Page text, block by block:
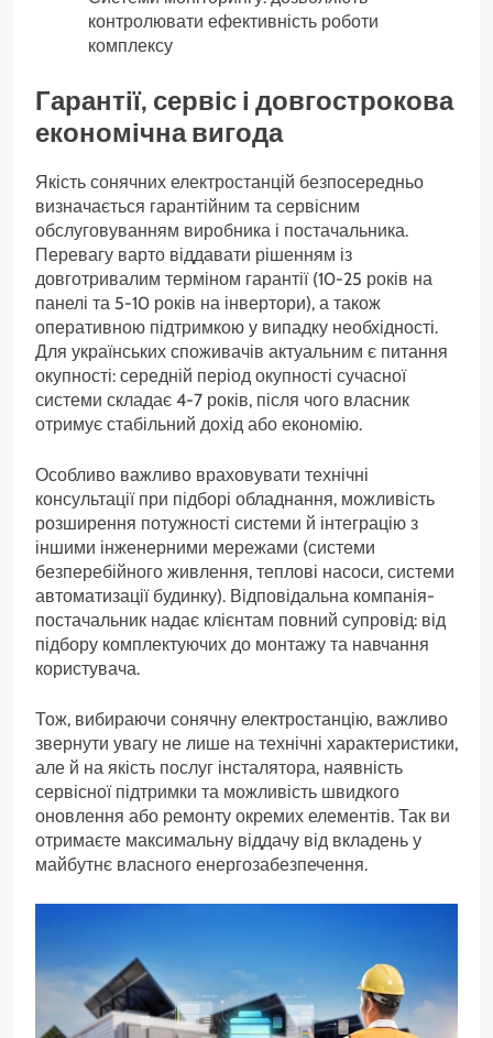
контролювати ефективність роботи
комплексу
Гарантії, сервіс і довгострокова
економічна вигода
Якість сонячних електростанцій безпосередньо
визначається гарантійним та сервісним
обслуговуванням виробника і постачальника.
Перевагу варто віддавати рішенням із
довготривалим терміном гарантії (10-25 років на
панелі та 5-10 років на інвертори), а також
оперативною підтримкою у випадку необхідності.
Для українських споживачів актуальним є питання
окупності: середній період окупності сучасної
системи складає 4-7 років, після чого власник
отримує стабільний дохід або економію.
Особливо важливо враховувати технічні
консультації при підборі обладнання, можливість
розширення потужності системи й інтеграцію з
іншими інженерними мережами (системи
безперебійного живлення, теплові насоси, системи
автоматизації будинку). Відповідальна компанія-
постачальник надає клієнтам повний супровід: від
підбору комплектуючих до монтажу та навчання
користувача.
Тож, вибираючи сонячну електростанцію, важливо
звернути увагу не лише на технічні характеристики,
але й на якість послуг інсталятора, наявність
сервісної підтримки та можливість швидкого
оновлення або ремонту окремих елементів. Так ви
отримаєте максимальну віддачу від вкладень у
майбутнє власного енергозабезпечення.